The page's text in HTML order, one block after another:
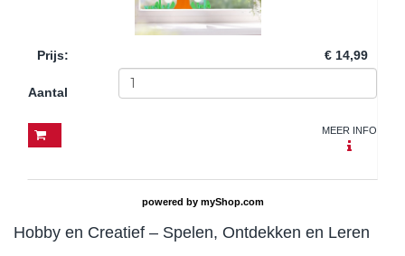
Prijs: € 14,99
Aantal
MEER INFO
powered by myShop.com
Hobby en Creatief – Spelen, Ontdekken en Leren